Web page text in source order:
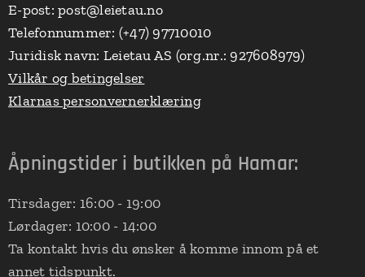
E-post: post@leietau.no
Telefonnummer: (+47) 97710010
Juridisk navn: Leietau AS (org.nr.: 927608979)
Vilkår og betingelser
Klarnas personvernerklæring
Åpningstider i butikken på Hamar:
Tirsdager: 16:00 - 19:00
Lørdager: 10:00 - 14:00
Ta kontakt hvis du ønsker å komme innom på et
annet tidspunkt.